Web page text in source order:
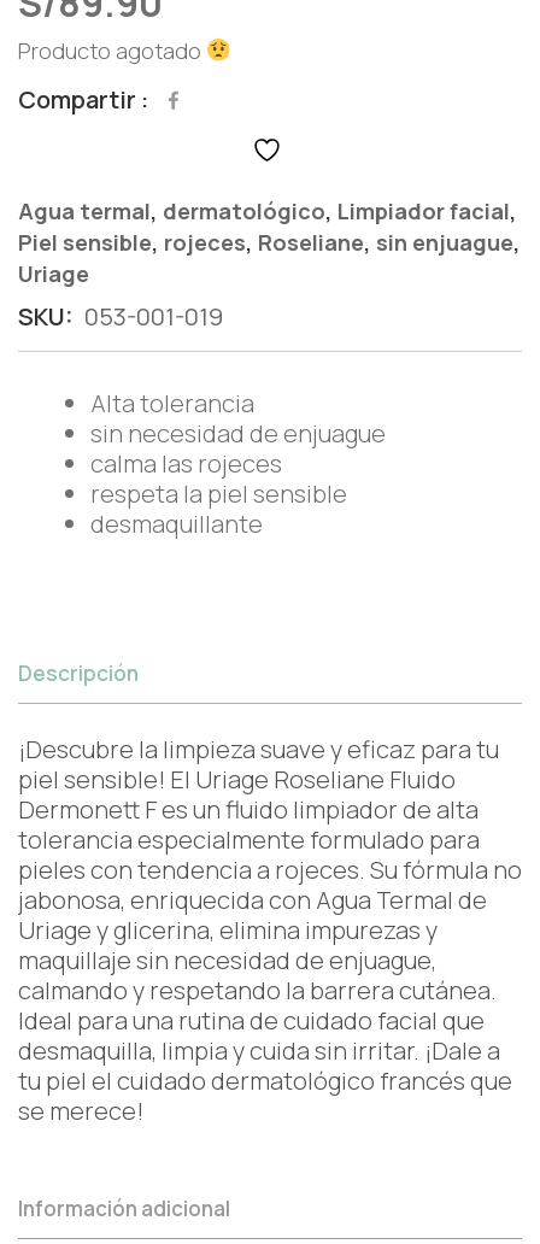
Producto agotado
Compartir
Agua termal, dermatológico, Limpiador facial,
Piel sensible, rojeces, Roseliane, sin enjuague,
Uriage
SKU: 053-001-019
Alta tolerancia
sin necesidad de enjuague
calma las rojeces
respeta la piel sensible
desmaquillante
Descripción
¡Descubre la limpieza suave y eficaz para tu
piel sensible! El Uriage Roseliane Fluido
Dermonett F es un fluido limpiador de alta
tolerancia especialmente formulado para
pieles con tendencia a rojeces. Su fórmula no
jabonosa, enriquecida con Agua Termal de
Uriage y glicerina, elimina impurezas y
maquillaje sin necesidad de enjuague,
calmando y respetando la barrera cutánea.
Ideal para una rutina de cuidado facial que
desmaquilla, limpia y cuida sin irritar. ¡Dale a
tu piel el cuidado dermatológico francés que
se merece!
Información adicional